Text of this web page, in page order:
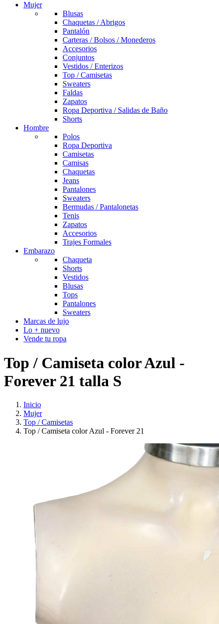
Mujer
Blusas
Chaquetas / Abrigos
Pantalón
Carteras / Bolsos / Monederos
Accesorios
Conjuntos
Vestidos / Enterizos
Top / Camisetas
Sweaters
Faldas
Zapatos
Ropa Deportiva / Salidas de Baño
Shorts
Hombre
Polos
Ropa Deportiva
Camisetas
Camisas
Chaquetas
Jeans
Pantalones
Sweaters
Bermudas / Pantalonetas
Tenis
Zapatos
Accesorios
Trajes Formales
Embarazo
Chaqueta
Shorts
Vestidos
Blusas
Tops
Pantalones
Sweaters
Marcas de lujo
Lo + nuevo
Vende tu ropa
Top / Camiseta color Azul -
Forever 21 talla S
Inicio
Mujer
Top / Camisetas
Top / Camiseta color Azul - Forever 21